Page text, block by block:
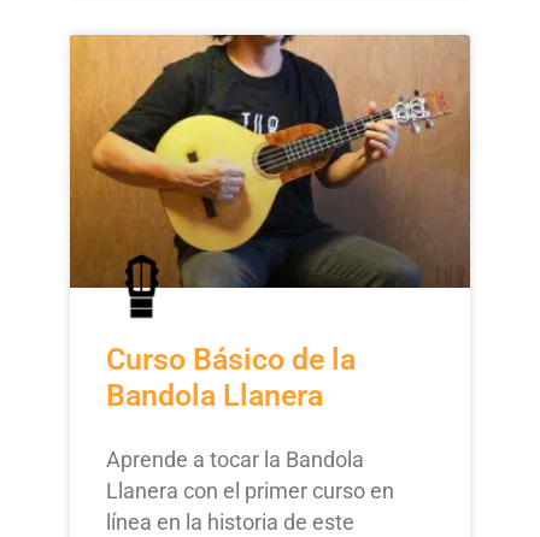
Curso Básico de la
Bandola Llanera
Aprende a tocar la Bandola
Llanera con el primer curso en
línea en la historia de este